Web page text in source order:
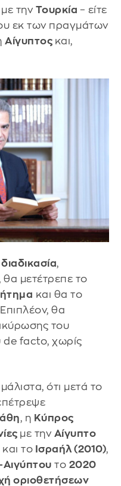
με την Τουρκία – είτε
εκ των πραγμάτων
Αίγυπτος και,
,
μετέτρεπε το
και θα το
θα
του
de facto, χωρίς
ότι μετά το
, η Κύπρος
με την Αίγυπτο
και το Ισραήλ (2010),
το 2020
οριοθετήσεων